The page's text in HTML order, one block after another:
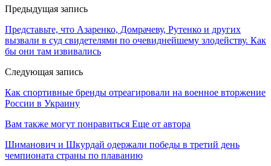
Предыдущая запись
Представьте, что Азаренко, Домрачеву, Рутенко и других
вызвали в суд свидетелями по очевиднейшему злодейству. Как
бы они там извивались
Следующая запись
Как спортивные бренды отреагировали на военное вторжение
России в Украину
Вам также могут понравиться Еще от автора
Шиманович и Шкурдай одержали победы в третий день
чемпионата страны по плаванию